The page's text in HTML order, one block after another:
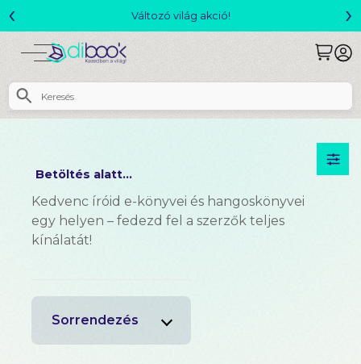
Változó világ akció!
‹ ›
Betöltés alatt...
Kedvenc íróid e-könyvei és hangoskönyvei
egy helyen – fedezd fel a szerzők teljes
kínálatát!
Sorrendezés